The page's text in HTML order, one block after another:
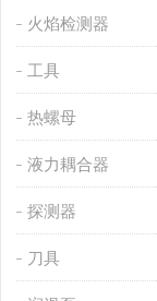
火焰检测器
工具
热螺母
液力耦合器
探测器
刀具